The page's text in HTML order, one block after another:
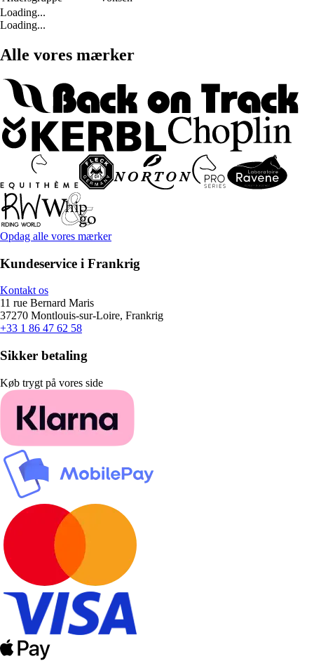
Loading...
Loading...
Alle vores mærker
Opdag alle vores mærker
Kundeservice i Frankrig
Kontakt os
11 rue Bernard Maris
37270 Montlouis-sur-Loire, Frankrig
+33 1 86 47 62 58
Sikker betaling
Køb trygt på vores side